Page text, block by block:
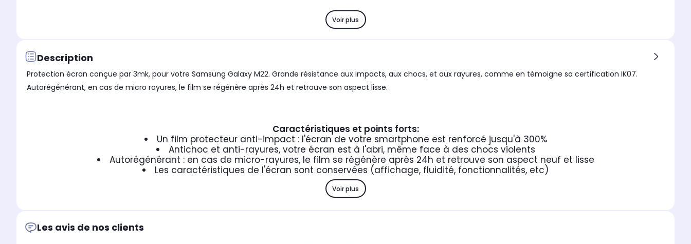
Voir plus
Description
Protection écran conçue par 3mk, pour votre Samsung Galaxy M22. Grande résistance aux impacts, aux chocs, et aux rayures, comme en témoigne sa certification IK07.
Autorégénérant, en cas de micro rayures, le film se régénère après 24h et retrouve son aspect lisse.
Caractéristiques et points forts:
Un film protecteur anti-impact : l'écran de votre smartphone est renforcé jusqu'à 300%
Antichoc et anti-rayures, votre écran est à l'abri, même face à des chocs violents
Autorégénérant : en cas de micro-rayures, le film se régénère après 24h et retrouve son aspect neuf et lisse
Les caractéristiques de l'écran sont conservées (affichage, fluidité, fonctionnalités, etc)
Voir plus
Les avis de nos clients